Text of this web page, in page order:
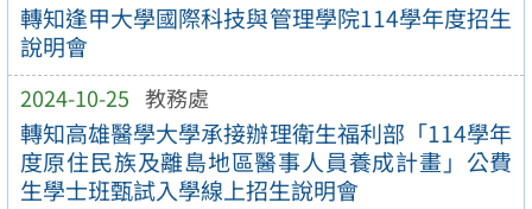
轉知逢甲大學國際科技與管理學院114學年度招生
說明會
2024-10-25 教務處
轉知高雄醫學大學承接辦理衛生福利部「114學年
度原住民族及離島地區醫事人員養成計畫」公費
生學士班甄試入學線上招生說明會